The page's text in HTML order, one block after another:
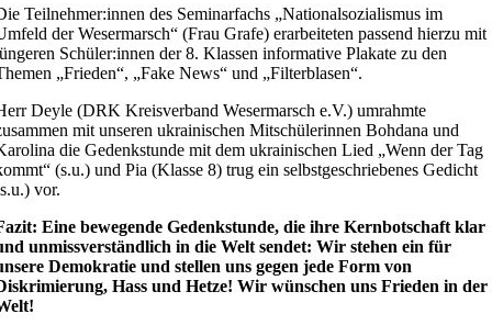
Teilnehmer:innen des Seminarfachs „Nationalsozialismus im
der Wesermarsch“ (Frau Grafe) erarbeiteten passend hierzu mit
Schüler:innen der 8. Klassen informative Plakate zu den
„Frieden“, „Fake News“ und „Filterblasen“.
Deyle (DRK Kreisverband Wesermarsch e.V.) umrahmte
mit unseren ukrainischen Mitschülerinnen Bohdana und
die Gedenkstunde mit dem ukrainischen Lied „Wenn der Tag
(s.u.) und Pia (Klasse 8) trug ein selbstgeschriebenes Gedicht
vor.
Eine bewegende Gedenkstunde, die ihre Kernbotschaft klar
unmissverständlich in die Welt sendet: Wir stehen ein für
Demokratie und stellen uns gegen jede Form von
Hass und Hetze! Wir wünschen uns Frieden in der